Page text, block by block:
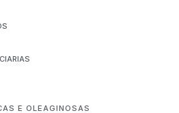
E OLEAGINOSAS